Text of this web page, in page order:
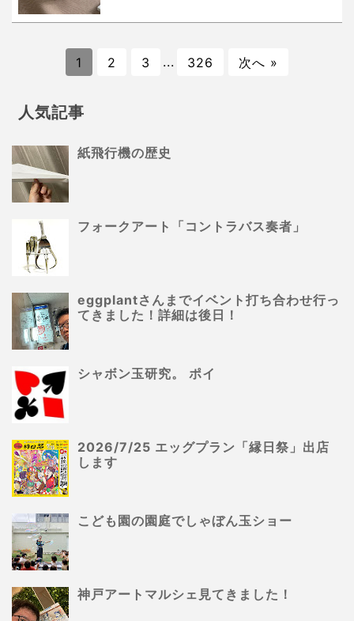
1 2 3 ... 326 次へ »
人気記事
紙飛行機の歴史
フォークアート「コントラバス奏者」
eggplantさんまでイベント打ち合わせ行っ
てきました！詳細は後日！
シャボン玉研究。 ポイ
2026/7/25 エッグプラン「縁日祭」出店
します
こども園の園庭でしゃぼん玉ショー
神戸アートマルシェ見てきました！